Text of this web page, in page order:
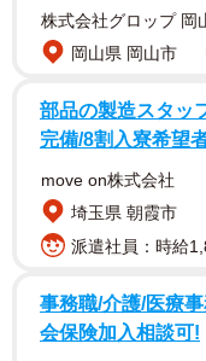
株式会社グロップ 岡
岡山県 岡山市
部品の製造スタッ
完備/8割入寮希望
move on株式会社
埼玉県 朝霞市
派遣社員：時給
事務職/介護/医療
会保険加入相談可!